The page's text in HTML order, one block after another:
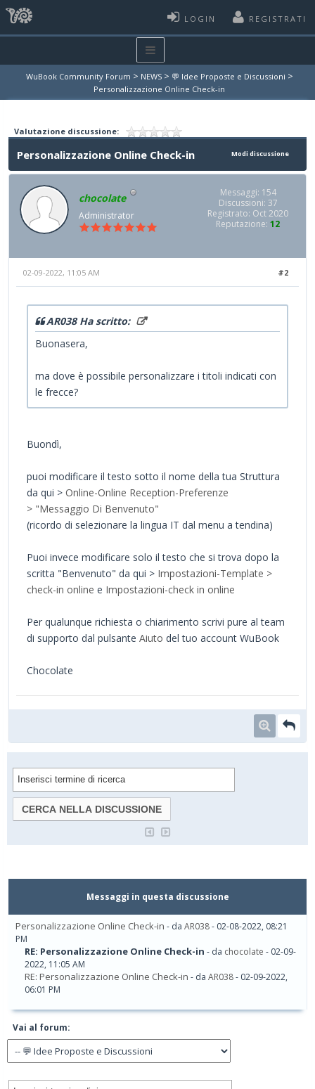
LOGIN REGISTRATI
WuBook Community Forum > NEWS > 💬 Idee Proposte e Discussioni >
Personalizzazione Online Check-in
Valutazione discussione:
Modi discussione
Personalizzazione Online Check-in
chocolate
Administrator
Messaggi: 154
Discussioni: 37
Registrato: Oct 2020
Reputazione: 12
#2
02-09-2022, 11:05 AM
AR038 Ha scritto:
Buonasera,
ma dove è possibile personalizzare i titoli indicati con
le frecce?
Buondì,
puoi modificare il testo sotto il nome della tua Struttura
da qui > Online-Online Reception-Preferenze
> "Messaggio Di Benvenuto"
(ricordo di selezionare la lingua IT dal menu a tendina)
Puoi invece modificare solo il testo che si trova dopo la
scritta "Benvenuto" da qui > Impostazioni-Template >
check-in online e Impostazioni-check in online
Per qualunque richiesta o chiarimento scrivi pure al team
di supporto dal pulsante Aiuto del tuo account WuBook
Chocolate
Messaggi in questa discussione
Personalizzazione Online Check-in - da AR038- 02-08-2022, 08:21
PM
RE: Personalizzazione Online Check-in - da chocolate - 02-09-
2022, 11:05 AM
RE: Personalizzazione Online Check-in - da AR038- 02-09-2022,
06:01 PM
Vai al forum: